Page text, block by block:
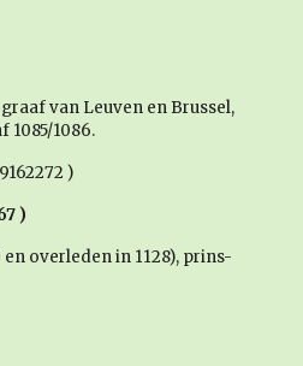
van Leuven en Brussel,
1085/1086.
)
)
overleden in 1128), prins-